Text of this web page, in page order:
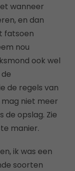
wanneer
en dan
fatsoen
nou
ook wel
de regels van
niet meer
de opslag. Zie
manier.
ik was een
soorten